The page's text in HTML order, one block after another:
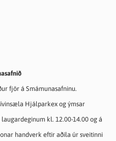
fjör á Smámunasafninu.
Hjálparkex og ýmsar
kl. 12.00-14.00 og á
handverk eftir aðila úr sveitinni